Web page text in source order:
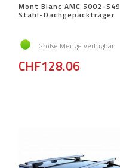
Mont Blanc AMC 5002-S49
Stahl-Dachgepäckträger
Große Menge verfügbar
CHF128.06